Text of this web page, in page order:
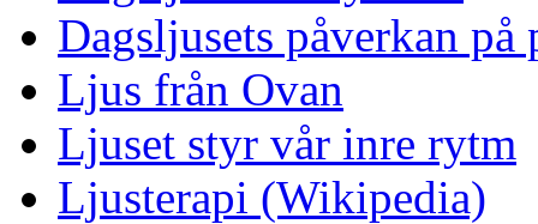
Dagsljusets påverkan på
Ljus från Ovan
Ljuset styr vår inre rytm
Ljusterapi (Wikipedia)